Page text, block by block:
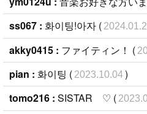
ss067 : 화이팅!아자 (
akky0415 : ファイティン！ (
pian : 화이팅 ( 2023.10.04)
tomo216 : SISTAR ♡ (